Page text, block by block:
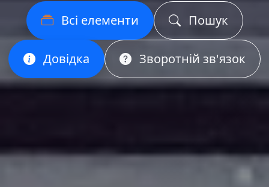
Всі елементи Пошук
Довідка Зворотній зв'язок